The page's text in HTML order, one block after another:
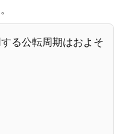
る公転周期はおよそ